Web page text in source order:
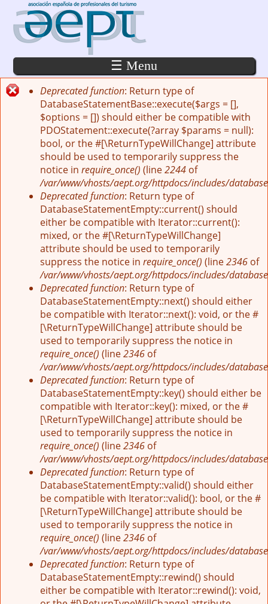
Pasar al contenido principal
☰ Menu
Mensaje de error
Deprecated function: Return type of
DatabaseStatementBase::execute($args = [],
$options = []) should either be compatible with
PDOStatement::execute(?array $params = null):
bool, or the #[\ReturnTypeWillChange] attribute
should be used to temporarily suppress the
notice in require_once() (line2244 of
/var/www/vhosts/aept.org/httpdocs/includes/
Deprecated function: Return type of
DatabaseStatementEmpty::current() should
either be compatible with Iterator::current():
mixed, or the #[\ReturnTypeWillChange]
attribute should be used to temporarily
suppress the notice in require_once() (line2346 of
/var/www/vhosts/aept.org/httpdocs/includes/
Deprecated function: Return type of
DatabaseStatementEmpty::next() should either
be compatible with Iterator::next(): void, or the #
[\ReturnTypeWillChange] attribute should be
used to temporarily suppress the notice in
require_once() (line2346 of
/var/www/vhosts/aept.org/httpdocs/includes/
Deprecated function: Return type of
DatabaseStatementEmpty::key() should either be
compatible with Iterator::key(): mixed, or the #
[\ReturnTypeWillChange] attribute should be
used to temporarily suppress the notice in
require_once() (line2346 of
/var/www/vhosts/aept.org/httpdocs/includes/
Deprecated function: Return type of
DatabaseStatementEmpty::valid() should either
be compatible with Iterator::valid(): bool, or the #
[\ReturnTypeWillChange] attribute should be
used to temporarily suppress the notice in
require_once() (line2346 of
/var/www/vhosts/aept.org/httpdocs/includes/
Deprecated function: Return type of
DatabaseStatementEmpty::rewind() should
either be compatible with Iterator::rewind(): void,